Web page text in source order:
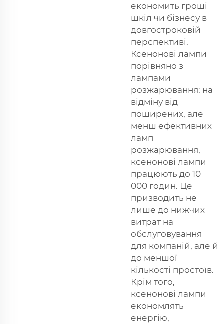
економить гроші
шкіл чи бізнесу в
довгостроковій
перспективі.
Ксенонові лампи
порівняно з
лампами
розжарювання: на
відміну від
поширених, але
менш ефективних
ламп
розжарювання,
ксенонові лампи
працюють до 10
000 годин. Це
призводить не
лише до нижчих
витрат на
обслуговування
для компаній, але й
до меншої
кількості простоїв.
Крім того,
ксенонові лампи
економлять
енергію,